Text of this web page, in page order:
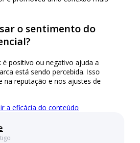
o sentimento do
é positivo ou negativo ajuda a
está sendo percebida. Isso
na reputação e nos ajustes de
a eficácia do conteúdo